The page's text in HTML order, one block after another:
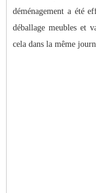
déménagement a été
déballage meubles et
cela dans la même